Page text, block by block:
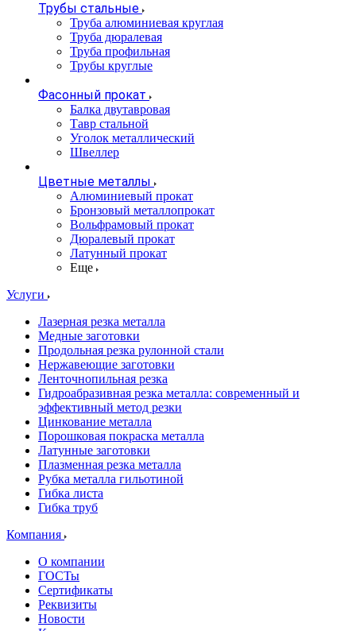
Трубы стальные
Труба алюминиевая круглая
Труба дюралевая
Труба профильная
Трубы круглые
Фасонный прокат
Балка двутавровая
Тавр стальной
Уголок металлический
Швеллер
Цветные металлы
Алюминиевый прокат
Бронзовый металлопрокат
Вольфрамовый прокат
Дюралевый прокат
Латунный прокат
Еще
Услуги
Лазерная резка металла
Медные заготовки
Продольная резка рулонной стали
Нержавеющие заготовки
Ленточнопильная резка
Гидроабразивная резка металла: современный и
эффективный метод резки
Цинкование металла
Порошковая покраска металла
Латунные заготовки
Плазменная резка металла
Рубка металла гильотиной
Гибка листа
Гибка труб
Компания
О компании
ГОСТы
Сертификаты
Реквизиты
Новости